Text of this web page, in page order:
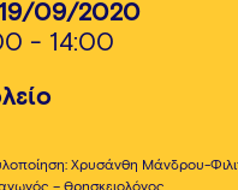
09/2020
- 14:00
Χρυσάνθη Μάνδρου-